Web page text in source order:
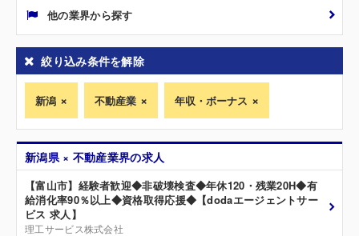
他の業界から探す
絞り込み条件を解除
新潟 不動産業 年収・ボーナス
新潟県 × 不動産業界の求人
【富山市】経験者歓迎◆非破壊検査◆年休120・残業20H◆有
給消化率90％以上◆資格取得応援◆【dodaエージェントサー
ビス 求人】
理工サービス株式会社